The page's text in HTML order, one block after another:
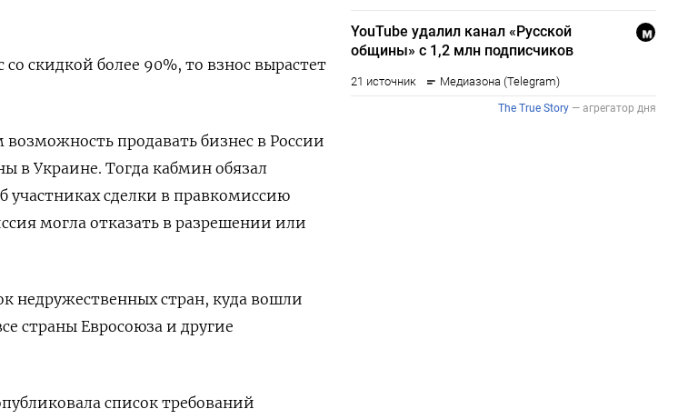
скидкой более 90%, то взнос вырастет
продавать бизнес в России
в Украине. Тогда кабмин обязал
участниках сделки в правкомиссию
могла отказать в разрешении или
недружественных стран, куда вошли
страны Евросоюза и другие
список требований